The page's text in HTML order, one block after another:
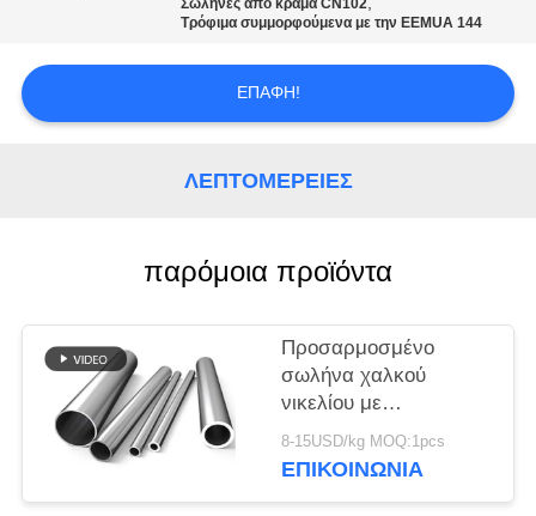
ΝΈΑ
POLICY
Σωλήνες από κράμα CN102
Τρόφιμα συμμορφούμενα με την EEMUA 144
ΕΠΑΦΉ!
ΛΕΠΤΟΜΈΡΕΙΕΣ
παρόμοια προϊόντα
Προσαρμοσμένο
σωλήνα χαλκού
νικελίου με
γυαλισμένο φινίρισμα
σύμφωνα με το
8-15USD/kg MOQ:1pcs
ΕΠΙΚΟΙΝΩΝΊΑ